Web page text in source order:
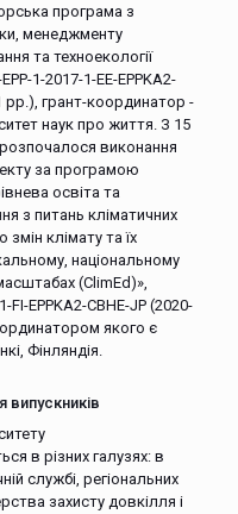
програма з
менеджменту
та техноекології
1-2017-1-EE-EPPKA2-
рр.), грант-координатор -
наук про життя. З 15
виконання
за програмою
освіта та
з питань кліматичних
змін клімату та їх
національному
(ClimEd)»,
FI-EPPKA2-CBHE-JP (2020-
якого є
Фінляндія.
випускників
в різних галузях: в
службі, регіональних
захисту довкілля і